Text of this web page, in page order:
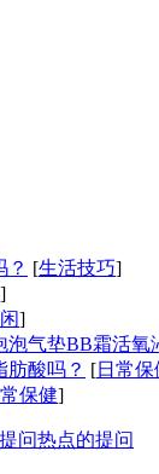
？ [生活技巧]
]
]
泡气垫BB霜活氧
肪酸吗？ [日常保
保健]
问热点的提问